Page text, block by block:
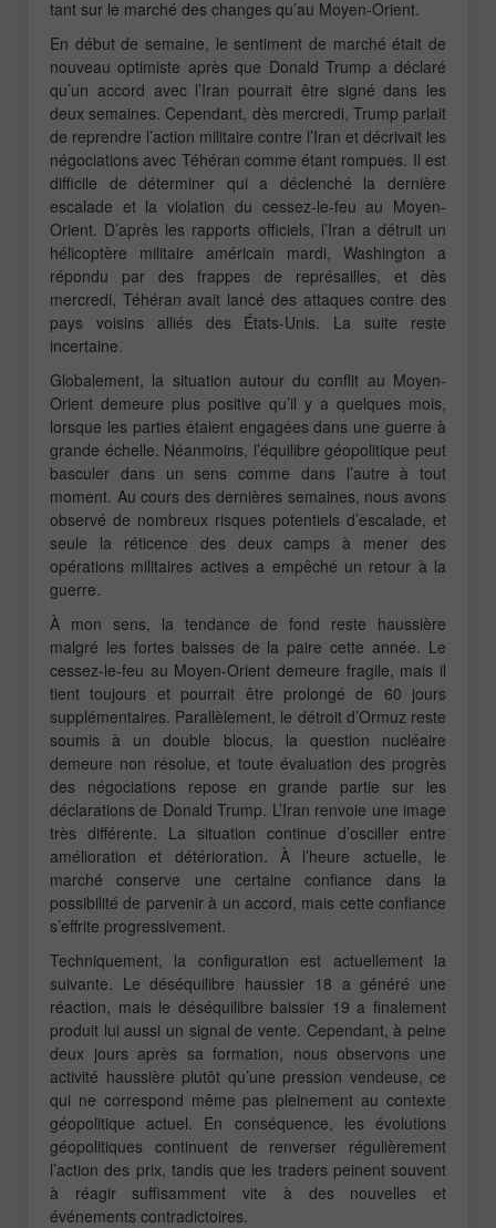
tant sur le marché des changes qu’au Moyen-Orient.
En début de semaine, le sentiment de marché était de
nouveau optimiste après que Donald Trump a déclaré
qu’un accord avec l’Iran pourrait être signé dans les
deux semaines. Cependant, dès mercredi, Trump parlait
de reprendre l’action militaire contre l’Iran et décrivait les
négociations avec Téhéran comme étant rompues. Il est
difficile de déterminer qui a déclenché la dernière
escalade et la violation du cessez-le-feu au Moyen-
Orient. D’après les rapports officiels, l’Iran a détruit un
hélicoptère militaire américain mardi, Washington a
répondu par des frappes de représailles, et dès
mercredi, Téhéran avait lancé des attaques contre des
pays voisins alliés des États-Unis. La suite reste
incertaine.
Globalement, la situation autour du conflit au Moyen-
Orient demeure plus positive qu’il y a quelques mois,
lorsque les parties étaient engagées dans une guerre à
grande échelle. Néanmoins, l’équilibre géopolitique peut
basculer dans un sens comme dans l’autre à tout
moment. Au cours des dernières semaines, nous avons
observé de nombreux risques potentiels d’escalade, et
seule la réticence des deux camps à mener des
opérations militaires actives a empêché un retour à la
guerre.
À mon sens, la tendance de fond reste haussière
malgré les fortes baisses de la paire cette année. Le
cessez-le-feu au Moyen-Orient demeure fragile, mais il
tient toujours et pourrait être prolongé de 60 jours
supplémentaires. Parallèlement, le détroit d’Ormuz reste
soumis à un double blocus, la question nucléaire
demeure non résolue, et toute évaluation des progrès
des négociations repose en grande partie sur les
déclarations de Donald Trump. L’Iran renvoie une image
très différente. La situation continue d’osciller entre
amélioration et détérioration. À l’heure actuelle, le
marché conserve une certaine confiance dans la
possibilité de parvenir à un accord, mais cette confiance
s’effrite progressivement.
Techniquement, la configuration est actuellement la
suivante. Le déséquilibre haussier 18 a généré une
réaction, mais le déséquilibre baissier 19 a finalement
produit lui aussi un signal de vente. Cependant, à peine
deux jours après sa formation, nous observons une
activité haussière plutôt qu’une pression vendeuse, ce
qui ne correspond même pas pleinement au contexte
géopolitique actuel. En conséquence, les évolutions
géopolitiques continuent de renverser régulièrement
l’action des prix, tandis que les traders peinent souvent
à réagir suffisamment vite à des nouvelles et
événements contradictoires.